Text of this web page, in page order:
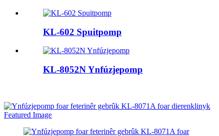
KL-602 Spuitpomp
KL-8052N Ynfúzjepomp